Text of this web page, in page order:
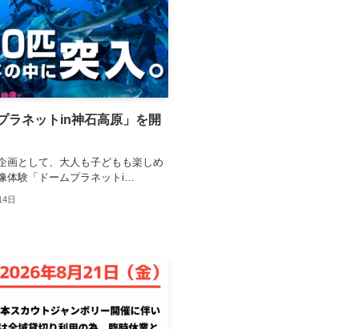
ラネットin神石高原」を開
画として、大人も子どもも楽しめ
体験「ドームプラネットi…
日